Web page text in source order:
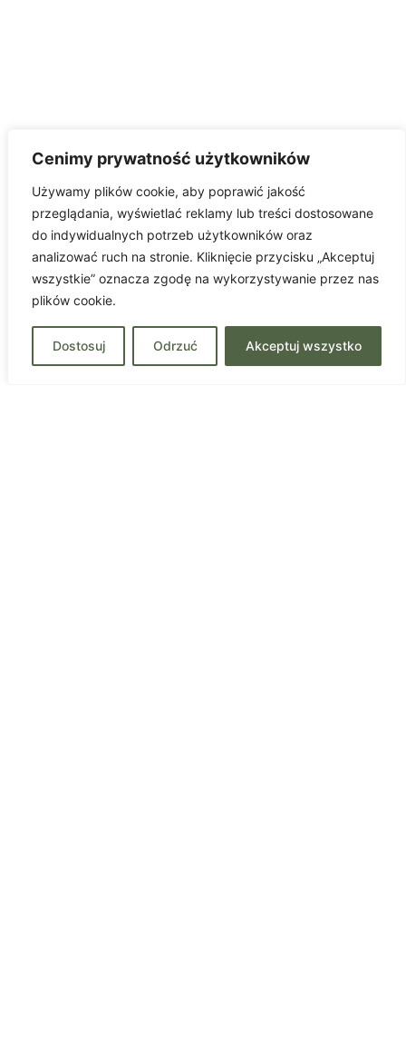
Cenimy prywatność użytkowników
Używamy plików cookie, aby poprawić jakość
przeglądania, wyświetlać reklamy lub treści dostosowane
do indywidualnych potrzeb użytkowników oraz
analizować ruch na stronie. Kliknięcie przycisku „Akceptuj
wszystkie” oznacza zgodę na wykorzystywanie przez nas
plików cookie.
Dostosuj Odrzuć Akceptuj wszystko